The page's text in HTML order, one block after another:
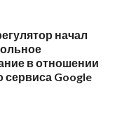
начал
в отношении
сервиса Google